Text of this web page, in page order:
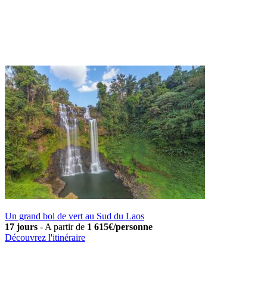
Un grand bol de vert au Sud du Laos
17 jours - A partir de 1 615€/personne
Découvrez l'itinéraire